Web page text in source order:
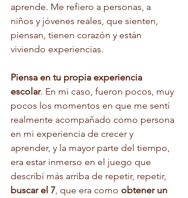
aprende. Me refiero a personas, a
niños y jóvenes reales, que sienten,
piensan, tienen corazón y están
viviendo experiencias.
Piensa en tu propia experiencia
escolar. En mi caso, fueron pocos, muy
pocos los momentos en que me sentí
realmente acompañado como persona
en mi experiencia de crecer y
aprender, y la mayor parte del tiempo,
era estar inmerso en el juego que
describí más arriba de repetir, repetir,
buscar el 7 , que era como obtener un